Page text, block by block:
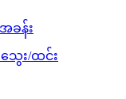
ခန်း
ေး/ထင်း